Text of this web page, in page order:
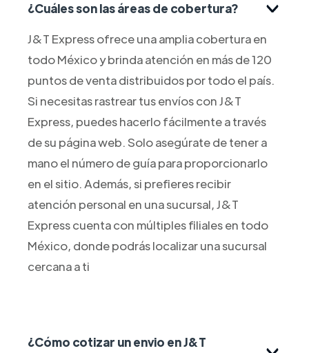
¿Cuáles son las áreas de cobertura?
J&T Express ofrece una amplia cobertura en
todo México y brinda atención en más de 120
puntos de venta distribuidos por todo el país.
Si necesitas rastrear tus envíos con J&T
Express, puedes hacerlo fácilmente a través
de su página web. Solo asegúrate de tener a
mano el número de guía para proporcionarlo
en el sitio. Además, si prefieres recibir
atención personal en una sucursal, J&T
Express cuenta con múltiples filiales en todo
México, donde podrás localizar una sucursal
cercana a ti
¿Cómo cotizar un envio en J&T